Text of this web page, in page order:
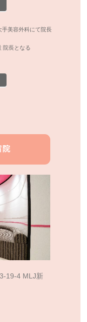
手美容外科にて院長
院長となる
院
19-4 MLJ新